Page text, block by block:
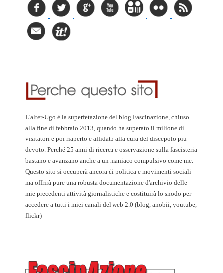
L'alter-Ugo è la superfetazione del blog Fascinazione, chiuso
alla fine di febbraio 2013, quando ha superato il milione di
visitatori e poi riaperto e affidato alla cura del discepolo più
devoto. Perché 25 anni di ricerca e osservazione sulla fascisteria
bastano e avanzano anche a un maniaco compulsivo come me.
Questo sito si occuperà ancora di politica e movimenti sociali
ma offrirà pure una robusta documentazione d'archivio delle
mie precedenti attività giornalistiche e costituirà lo snodo per
accedere a tutti i miei canali del web 2.0 (blog, anobii, youtube,
flickr)